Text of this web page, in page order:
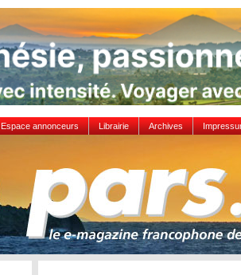
Espace annonceurs Librairie Archives